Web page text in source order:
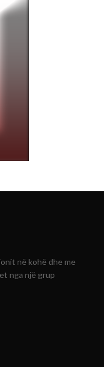
në kohë dhe me
nga një grup